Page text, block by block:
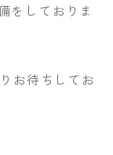
をしておりま
お待ちしてお